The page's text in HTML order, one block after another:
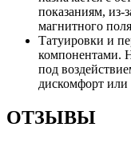
показаниям, из-
магнитного
Татуировки и
компонентами.
под
дискомфорт или
ОТЗЫВЫ